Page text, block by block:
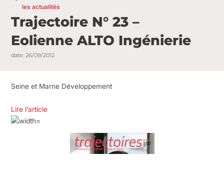
les actualités
Trajectoire N° 23 –
Eolienne ALTO Ingénierie
date: 26/09/2012
Seine et Marne Développement
Lire l’article